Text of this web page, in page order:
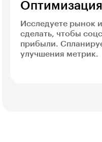
Исследуете рынок
сделать, чтобы
прибыли.
улучшения метрик.